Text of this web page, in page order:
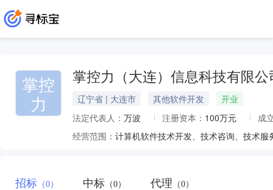
掌控
力
掌控力（大连）信息科技有限公
辽宁省 | 大连市 其他软件开发
开业
法定代表人： 万波 注册资本： 100万元
成
经营范围：
招标 （0） 中标 （0） 代理 （0）